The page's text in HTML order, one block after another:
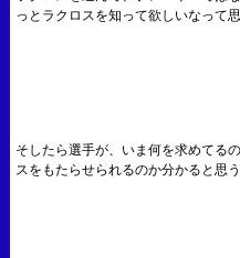
っとラクロスを知って欲しいなって思
そしたら選手が、いま何を求めてる
スをもたらせられるのか分かると思う